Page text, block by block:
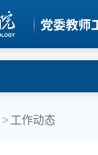
> 工作动态